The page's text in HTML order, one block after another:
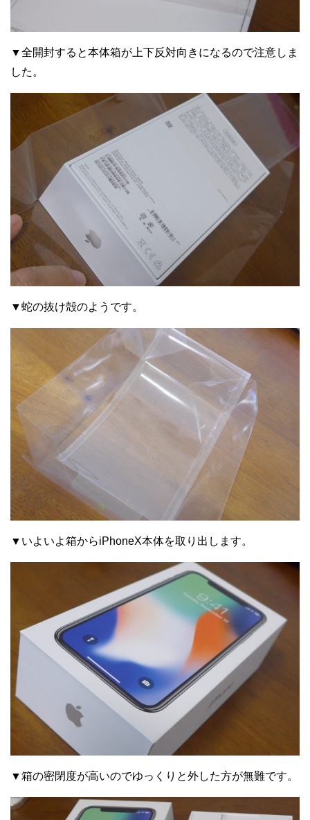
▼全開封すると本体箱が上下反対向きになるので注意しま
した。
▼蛇の抜け殻のようです。
▼いよいよ箱からiPhoneX本体を取り出します。
▼箱の密閉度が高いのでゆっくりと外した方が無難です。